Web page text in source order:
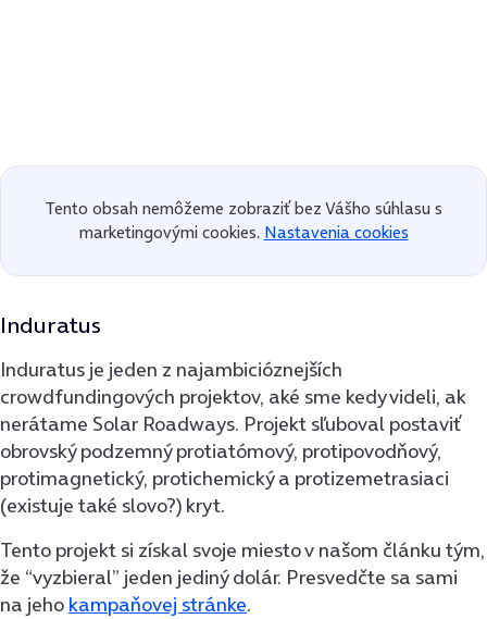
Tento obsah nemôžeme zobraziť bez Vášho súhlasu s
marketingovými cookies. Nastavenia cookies
Induratus
Induratus je jeden z najambicióznejších
crowdfundingových projektov, aké sme kedy videli, ak
nerátame Solar Roadways. Projekt sľuboval postaviť
obrovský podzemný protiatómový, protipovodňový,
protimagnetický, protichemický a protizemetrasiaci
(existuje také slovo?) kryt.
Tento projekt si získal svoje miesto v našom článku tým,
že “vyzbieral” jeden jediný dolár. Presvedčte sa sami
na jeho kampaňovej stránke.